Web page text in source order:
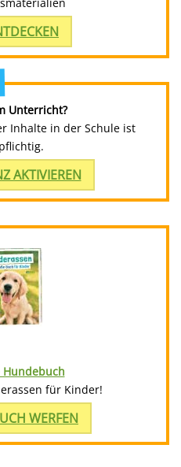
Unterricht?
Inhalte in der Schule ist
AKTIVIEREN
Hundebuch
für Kinder!
WERFEN